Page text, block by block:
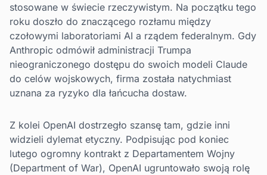
stosowane w świecie rzeczywistym. Na początku tego
roku doszło do znaczącego rozłamu między
czołowymi laboratoriami AI a rządem federalnym. Gdy
Anthropic odmówił administracji Trumpa
nieograniczonego dostępu do swoich modeli Claude
do celów wojskowych, firma została natychmiast
uznana za ryzyko dla łańcucha dostaw.
Z kolei OpenAI dostrzegło szansę tam, gdzie inni
widzieli dylemat etyczny. Podpisując pod koniec
lutego ogromny kontrakt z Departamentem Wojny
(Department of War), OpenAI ugruntowało swoją rolę